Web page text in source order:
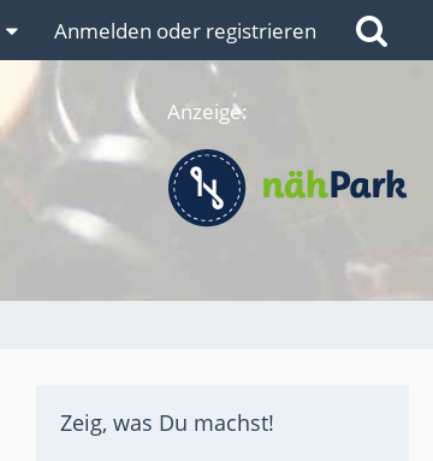
Anmelden oder registrieren
Anzeige:
Zeig, was Du machst!